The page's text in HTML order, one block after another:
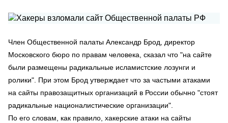
Член Общественной палаты Александр Брод, директор
Московского бюро по правам человека, сказал что "на сайте
были размещены радикальные исламистские лозунги и
ролики". При этом Брод утверждает что за частыми атаками
на сайты правозащитных организаций в России обычно "стоят
радикальные националистические организации".
По его словам, как правило, хакерские атаки на сайты